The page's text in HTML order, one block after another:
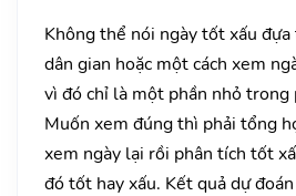
Không thể nói ngày tốt xấu
dân gian hoặc một cách xem
vì đó chỉ là một phần nhỏ trong
Muốn xem đúng thì phải tổng
xem ngày lại rồi phân tích tốt
đó tốt hay xấu. Kết quả dự